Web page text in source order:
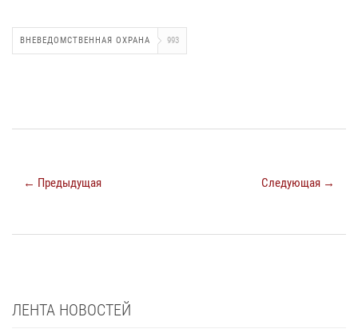
ВНЕВЕДОМСТВЕННАЯ ОХРАНА 993
← Предыдущая Следующая →
ЛЕНТА НОВОСТЕЙ